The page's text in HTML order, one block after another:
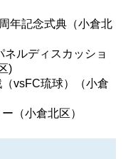
年記念式典（小倉北
ルディスカッショ
)
vsFC琉球）（小倉
（小倉北区）